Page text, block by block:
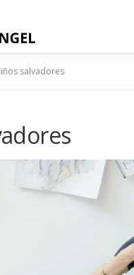
salvadores